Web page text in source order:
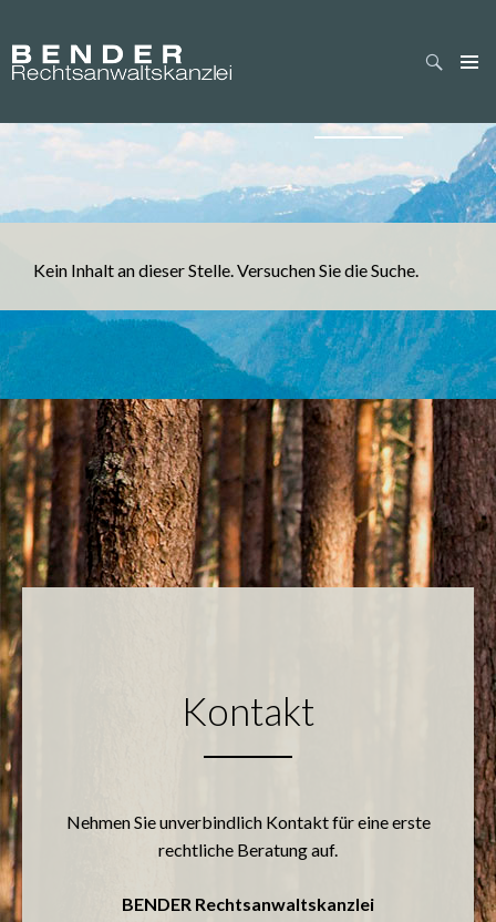
Suche
Es wurde nichts
Kein Inhalt an dieser Stelle. Versuchen Sie die Suche.
Kontakt
Nehmen Sie unverbindlich Kontakt für eine erste
rechtliche Beratung auf.
BENDER Rechtsanwaltskanzlei